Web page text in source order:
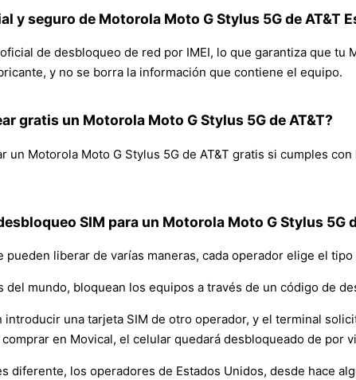
y seguro de Motorola Moto G Stylus 5G de AT&T
de desbloqueo de red por IMEI, lo que garantiza que
y no se borra la información que contiene el equipo.
gratis un Motorola Moto G Stylus 5G de AT&T?
un Motorola Moto G Stylus 5G de AT&T gratis si cumples
SIM para un Motorola Moto G Stylus 5G
pueden liberar de varías maneras, cada operador elige el
del mundo, bloquean los equipos a través de un código de
introducir una tarjeta SIM de otro operador, y el terminal
en Movical, el celular quedará desbloqueado de por
diferente, los operadores de Estados Unidos, desde hace